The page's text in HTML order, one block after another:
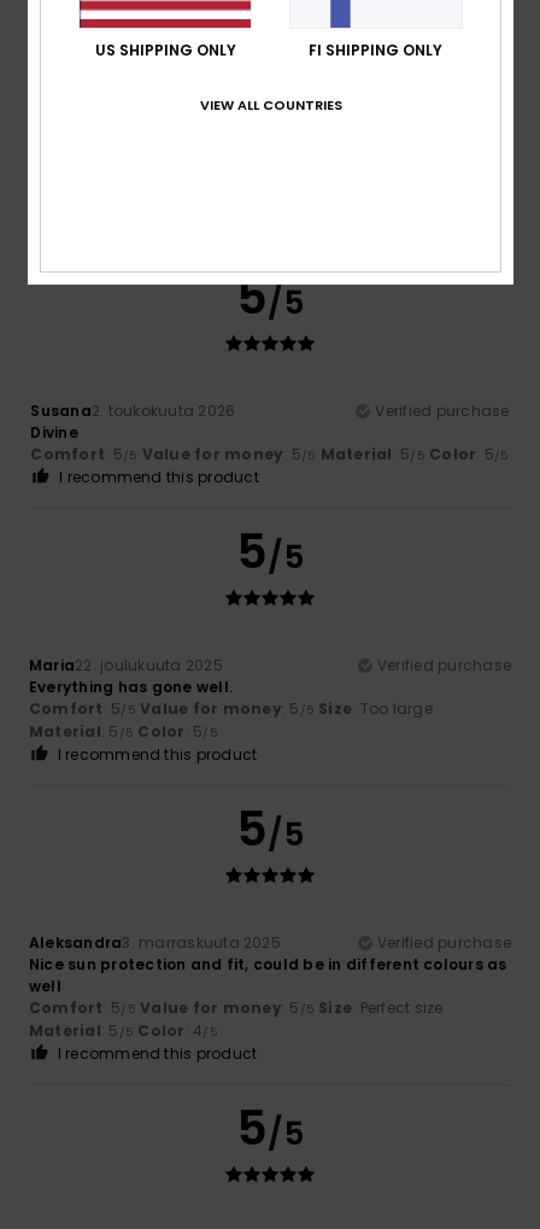
5
5/5
Susana2. toukokuuta 2026
Verified purchase
Divine
Comfort: 5/5 Value for money: 5/5 Material: 5/5 Color: 5/5
I recommend this product
5/5
Maria22. joulukuuta 2025
Verified purchase
Everything has gone well.
Comfort: 5/5 Value for money: 5 /5 Size: Too large
Material: 5 /5 Color: 5/5
I recommend this product
5/5
Aleksandra3. marraskuuta 2025
Verified purchase
Nice sun protection and fit, could be in different colours as
well
Comfort: 5/5 Value for money: 5 /5 Size: Perfect size
Material: 5 /5 Color: 4/5
I recommend this product
5/5
US SHIPPING ONLY FI SHIPPING ONLY
VIEW ALL COUNTRIES